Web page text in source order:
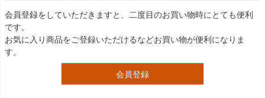
会員登録をしていただきますと、二度目のお買い物時にとても便利
です。
お気に入り商品をご登録いただけるなどお買い物が便利になりま
す。
会員登録